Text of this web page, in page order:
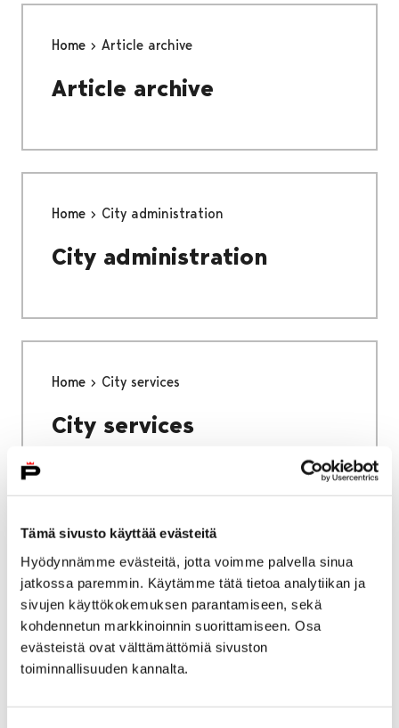
Tämä sivusto käyttää evästeitä
Hyödynnämme evästeitä, jotta voimme palvella sinua
jatkossa paremmin. Käytämme tätä tietoa analytiikan ja
sivujen käyttökokemuksen parantamiseen, sekä
kohdennetun markkinoinnin suorittamiseen. Osa
evästeistä ovat välttämättömiä sivuston
toiminnallisuuden kannalta.
Home Article archive
Article archive
Home City administration
City administration
Home City services
City services
Why Pori